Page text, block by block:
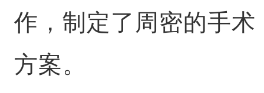
作，制定了周密的手术
方案。